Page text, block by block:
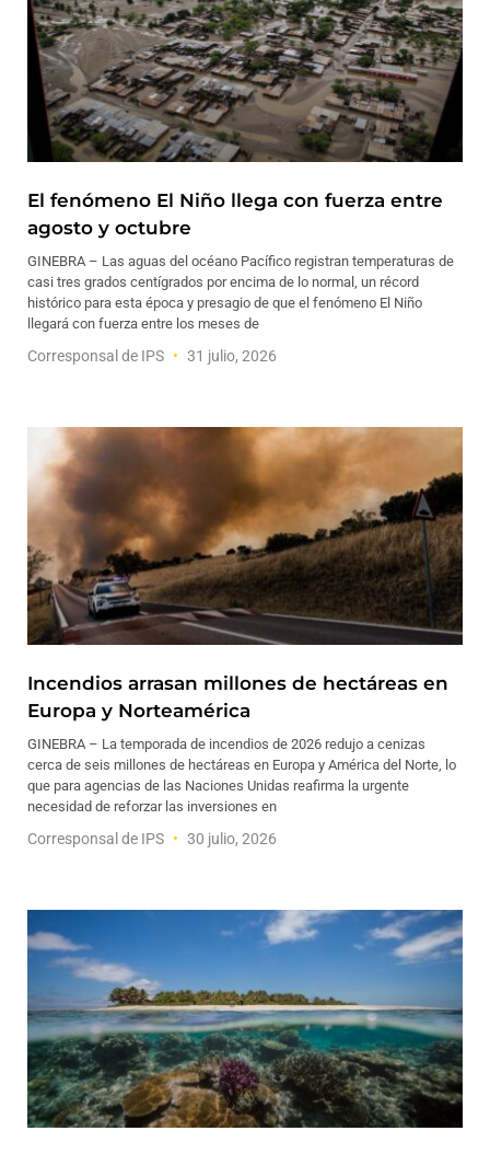
El fenómeno El Niño llega con fuerza entre
agosto y octubre
GINEBRA – Las aguas del océano Pacífico registran temperaturas de
casi tres grados centígrados por encima de lo normal, un récord
histórico para esta época y presagio de que el fenómeno El Niño
llegará con fuerza entre los meses de
Corresponsal de IPS 31 julio, 2026
Incendios arrasan millones de hectáreas en
Europa y Norteamérica
GINEBRA – La temporada de incendios de 2026 redujo a cenizas
cerca de seis millones de hectáreas en Europa y América del Norte, lo
que para agencias de las Naciones Unidas reafirma la urgente
necesidad de reforzar las inversiones en
Corresponsal de IPS 30 julio, 2026